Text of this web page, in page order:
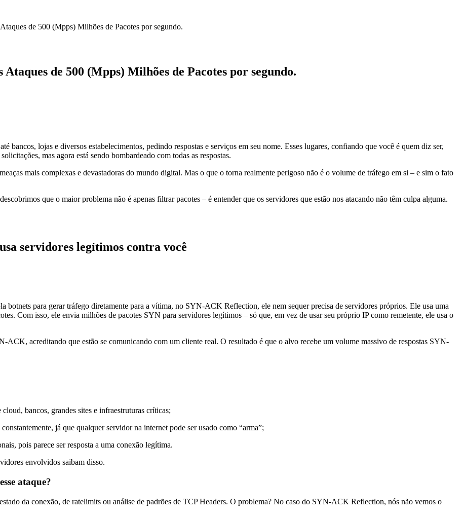
de 500 (Mpps) Milhões de Pacotes por segundo.
de 500 (Mpps) Milhões de Pacotes por segundo.
bancos, lojas e diversos estabelecimentos, pedindo respostas e serviços em seu nome. Esses lugares, confiando que você é quem diz ser,
mas agora está sendo bombardeado com todas as respostas.
mais complexas e devastadoras do mundo digital. Mas o que o torna realmente perigoso não é o volume de tráfego em si – e sim o fato
que o maior problema não é apenas filtrar pacotes – é entender que os servidores que estão nos atacando não têm culpa alguma.
servidores legítimos contra você
botnets para gerar tráfego diretamente para a vítima, no SYN-ACK Reflection, ele nem sequer precisa de servidores próprios. Ele usa uma
Com isso, ele envia milhões de pacotes SYN para servidores legítimos – só que, em vez de usar seu próprio IP como remetente, ele usa o
ACK, acreditando que estão se comunicando com um cliente real. O resultado é que o alvo recebe um volume massivo de respostas SYN-
bancos, grandes sites e infraestruturas críticas;
já que qualquer servidor na internet pode ser usado como “arma”;
pois parece ser resposta a uma conexão legítima.
envolvidos saibam disso.
ataque?
da conexão, de ratelimits ou análise de padrões de TCP Headers. O problema? No caso do SYN-ACK Reflection, nós não vemos o